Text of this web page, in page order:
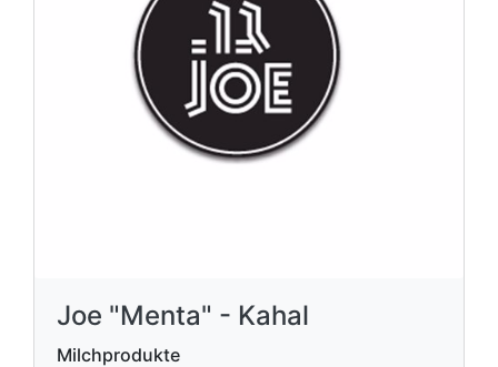
Joe "Menta" - Kahal
Milchprodukte